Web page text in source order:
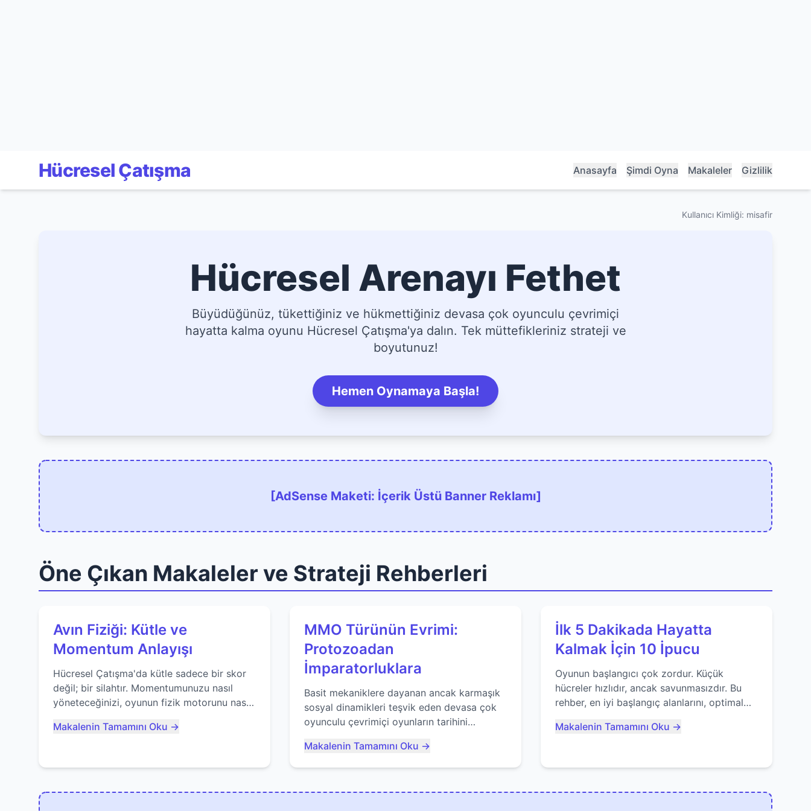
Hücresel Çatışma Anasayfa Şimdi Oyna Makaleler Gizlilik
Kullanıcı Kimliği: misafir
Hücresel Arenayı Fethet
Büyüdüğünüz, tükettiğiniz ve hükmettiğiniz devasa çok oyunculu çevrimiçi
hayatta kalma oyunu Hücresel Çatışma'ya dalın. Tek müttefikleriniz strateji ve
boyutunuz!
Hemen Oynamaya Başla!
[AdSense Maketi: İçerik Üstü Banner Reklamı]
Öne Çıkan Makaleler ve Strateji Rehberleri
Avın Fiziği: Kütle ve
Momentum Anlayışı
Hücresel Çatışma'da kütle sadece bir skor
değil; bir silahtır. Momentumunuzu nasıl
yöneteceğinizi, oyunun fizik motorunu nasıl
nasıl ustalaşacağınızı öğrenin...
Makalenin Tamamını Oku →
MMO Türünün Evrimi:
Protozoadan
İmparatorluklara
Basit mekaniklere dayanan ancak karmaşık
sosyal dinamikleri teşvik eden devasa çok
oyunculu çevrimiçi oyunların tarihini
bakıyoruz...
Makalenin Tamamını Oku →
İlk 5 Dakikada Hayatta
Kalmak İçin 10 İpucu
Oyunun başlangıcı çok zordur. Küçük
hücreler hızlıdır, ancak savunmasızdır. Bu
rehber, en iyi başlangıç alanlarını, optimal
olmaktan nasıl kaçınacağınızı anlatıyor...
Makalenin Tamamını Oku →